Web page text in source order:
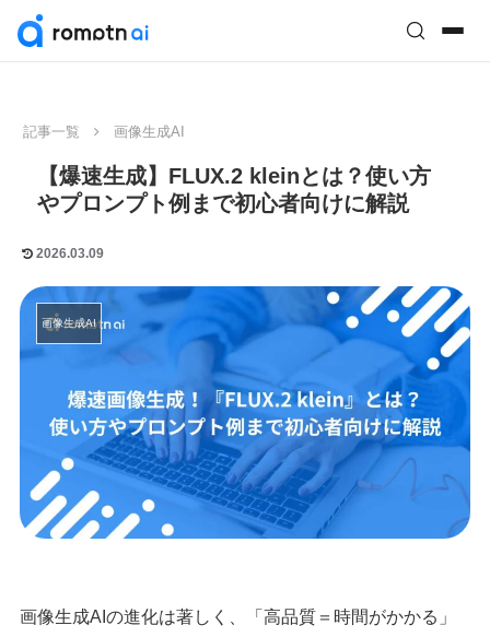
記事一覧 画像生成AI
【爆速生成】FLUX.2 kleinとは？使い方
やプロンプト例まで初心者向けに解説
2026.03.09
画像生成AI
画像生成AIの進化は著しく、「高品質＝時間がかかる」